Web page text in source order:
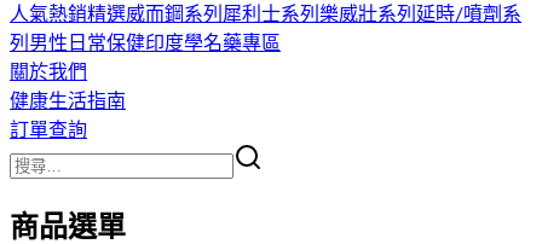
人氣熱銷精選威而鋼系列 犀利士系列 樂威壯系列 延時/噴劑系
列 男性日常保健印度學名藥專區
關於我們
健康生活指南
訂單查詢
商品選單